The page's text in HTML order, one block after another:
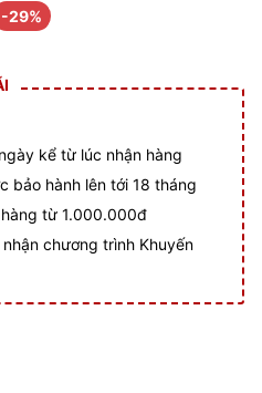
-29%
kể từ lúc nhận hàng
bảo hành lên tới 18 tháng
từ 1.000.000đ
chương trình Khuyến